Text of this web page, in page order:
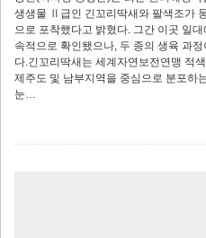
생생물 Ⅱ급인 긴꼬리딱새와 팔색조가
으로 포착했다고 밝혔다. 그간 이곳 일
속적으로 확인됐으나, 두 종의 생육 과
다.긴꼬리딱새는 세계자연보전연맹 적
제주도 및 남부지역을 중심으로 분포하
눈…